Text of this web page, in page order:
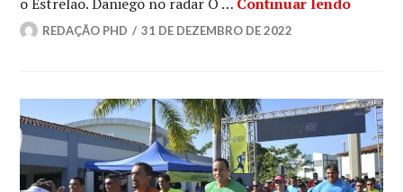
REDAÇÃO PHD 31 DE DEZEMBRO DE 2022